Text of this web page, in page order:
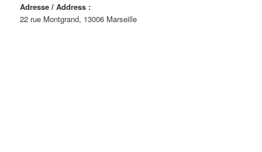
Adresse / Address :
22 rue Montgrand, 13006 Marseille